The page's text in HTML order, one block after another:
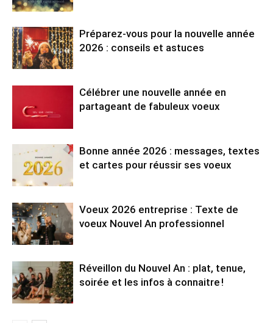
Préparez-vous pour la nouvelle année
2026 : conseils et astuces
Célébrer une nouvelle année en
partageant de fabuleux voeux
Bonne année 2026 : messages, textes
et cartes pour réussir ses voeux
Voeux 2026 entreprise : Texte de
voeux Nouvel An professionnel
Réveillon du Nouvel An : plat, tenue,
soirée et les infos à connaitre !